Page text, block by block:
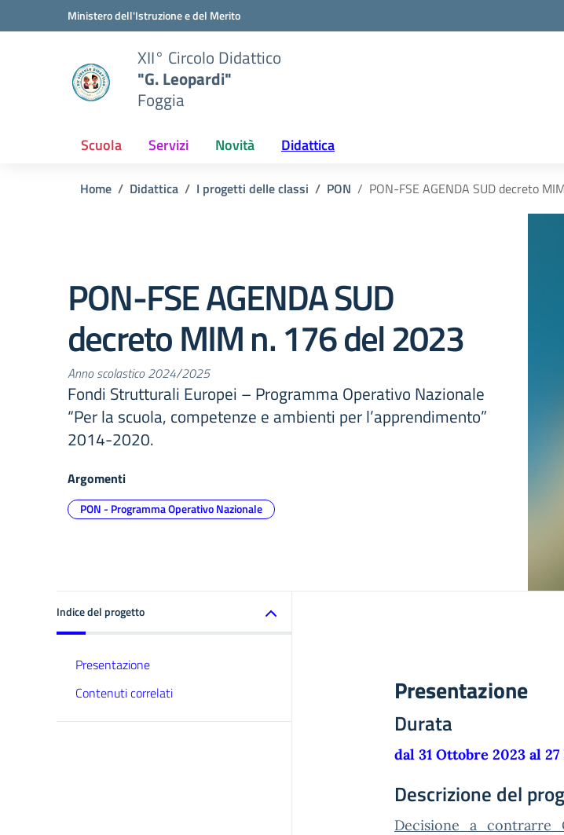
Vai ai contenuti
Vai al menu di navigazioneMinistero dell'Istruzione e del Merito
XII° Circolo Didattico
"G. Leopardi"
Foggia
Scuola Servizi Novità Didattica
Home Didattica I progetti delle classi PON PON-FSE AGENDA SUD decreto
PON-FSE AGENDA SUD
decreto MIM n. 176 del 2023
Anno scolastico 2024/2025
Fondi Strutturali Europei – Programma Operativo Nazionale
“Per la scuola, competenze e ambienti per l’apprendimento”
2014-2020.
Argomenti
PON - Programma Operativo Nazionale
Indice del progetto
Presentazione
Contenuti correlati
Presentazione
Durata
dal 31 Ottobre 2023 al
Descrizione del